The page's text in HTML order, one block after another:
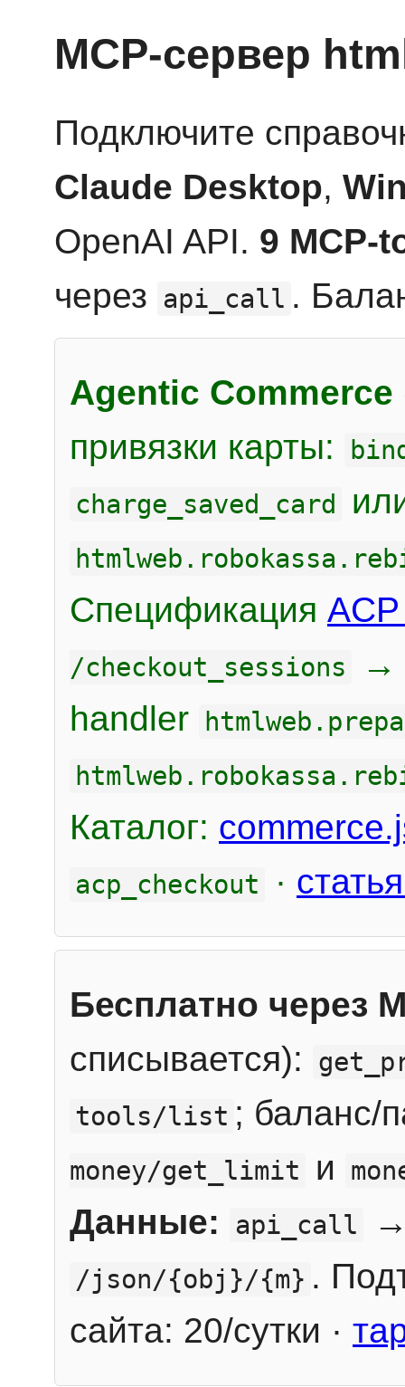
MCP-сервер
Подключите
Claude Desktop,
OpenAI API. 9 MCP-
через api_call .
Agentic Commerce
привязки карты:
charge_saved_card
Спецификация
/checkout_sessions
handler
Каталог:
acp_checkout ·
Бесплатно через
списывается):
tools/list ; баланс/
money/get_limit и
Данные: api_call
/json/{obj}/{m} .
сайта: 20/сутки ·